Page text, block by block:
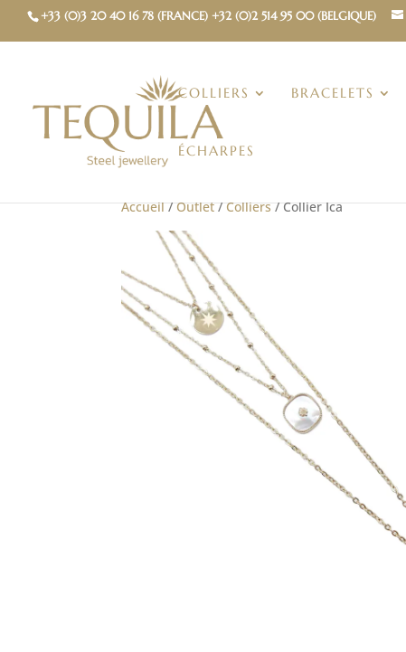
+33 (0)3 20 40 16 78 (FRANCE) +32 (0)2 514 95 00 (BELGIQUE)
COLLIERS BRACELETS
ÉCHARPES
Accueil/Outlet/Colliers/ Collier Ica